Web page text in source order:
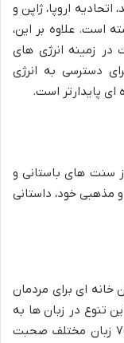
اتحادیه اروپا، ژاپن و
است. علاوه بر این،
در زمینه انرژی های
دسترسی به انرژی
ای پایدارتر است.
سنت های باستانی و
مذهبی خود، داستانی
سلیمان خانه ای برای مردمان
تنوع در زبان ها به
وضوح مشهود است؛ در این جزایر، بیش از ۷۰ زبان مختلف صحبت